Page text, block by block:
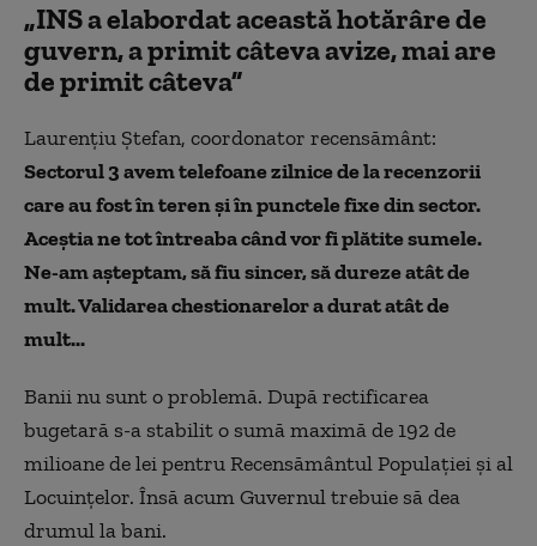
„INS a elabordat această hotărâre de
guvern, a primit câteva avize, mai are
de primit câteva”
Laurențiu Ștefan, coordonator recensământ:
Sectorul 3 avem telefoane zilnice de la recenzorii
care au fost în teren și în punctele fixe din sector.
Aceștia ne tot întreaba când vor fi plătite sumele.
Ne-am așteptam, să fiu sincer, să dureze atât de
mult. Validarea chestionarelor a durat atât de
mult...
Banii nu sunt o problemă. După rectificarea
bugetară s-a stabilit o sumă maximă de 192 de
milioane de lei pentru Recensământul Populației și al
Locuințelor. Însă acum Guvernul trebuie să dea
drumul la bani.